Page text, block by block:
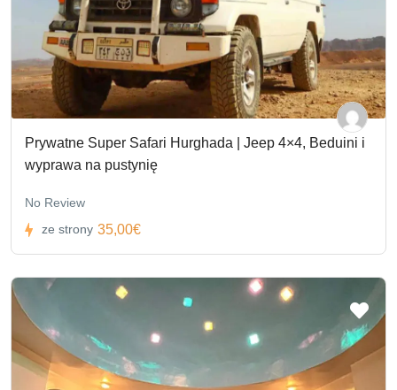
Prywatne Super Safari Hurghada | Jeep 4×4, Beduini i
wyprawa na pustynię
No Review
ze strony 35,00€